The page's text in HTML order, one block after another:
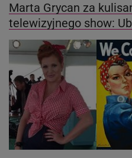
Marta Grycan za
telewizyjnego show: